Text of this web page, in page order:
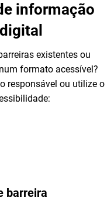
informação
existentes ou
formato acessível?
responsável ou utilize o
barreira